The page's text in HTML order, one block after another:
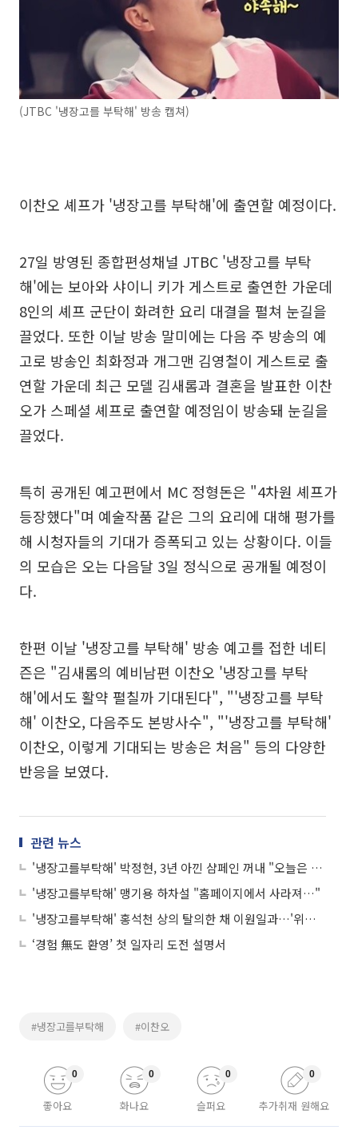
(JTBC '냉장고를 부탁해' 방송 캡쳐)
이찬오 셰프가 '냉장고를 부탁해'에 출연할 예정이다.
27일 방영된 종합편성채널 JTBC '냉장고를 부탁
해'에는 보아와 샤이니 키가 게스트로 출연한 가운데
8인의 셰프 군단이 화려한 요리 대결을 펼쳐 눈길을
끌었다. 또한 이날 방송 말미에는 다음 주 방송의 예
고로 방송인 최화정과 개그맨 김영철이 게스트로 출
연할 가운데 최근 모델 김새롬과 결혼을 발표한 이찬
오가 스페셜 셰프로 출연할 예정임이 방송돼 눈길을
끌었다.
특히 공개된 예고편에서 MC 정형돈은 "4차원 셰프가
등장했다"며 예술작품 같은 그의 요리에 대해 평가를
해 시청자들의 기대가 증폭되고 있는 상황이다. 이들
의 모습은 오는 다음달 3일 정식으로 공개될 예정이
다.
한편 이날 '냉장고를 부탁해' 방송 예고를 접한 네티
즌은 "김새롬의 예비남편 이찬오 '냉장고를 부탁
해'에서도 활약 펼칠까 기대된다", "'냉장고를 부탁
해' 이찬오, 다음주도 본방사수", "'냉장고를 부탁해'
이찬오, 이렇게 기대되는 방송은 처음" 등의 다양한
반응을 보였다.
관련 뉴스
'냉장고를부탁해' 박정현, 3년 아낀 샴페인 꺼내 "오늘은 특별해"
'냉장고를부탁해' 맹기용 하차설 "홈페이지에서 사라져…"
'냉장고를부탁해' 홍석천 상의 탈의한 채 이원일과…'위험해'
‘경험 無도 환영’ 첫 일자리 도전 설명서
#냉장고를부탁해 #이찬오
좋아요
0
화나요
0
슬퍼요
0
추가취재 원해요
0